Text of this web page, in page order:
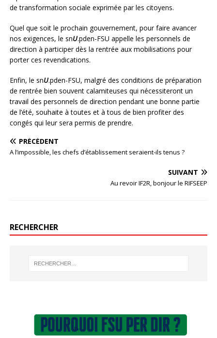
de transformation sociale exprimée par les citoyens.
Quel que soit le prochain gouvernement, pour faire avancer
nos exigences, le snU.pden-FSU appelle les personnels de
direction à participer dès la rentrée aux mobilisations pour
porter ces revendications.
Enfin, le snU.pden-FSU, malgré des conditions de préparation
de rentrée bien souvent calamiteuses qui nécessiteront un
travail des personnels de direction pendant une bonne partie
de l’été, souhaite à toutes et à tous de bien profiter des
congés qui leur sera permis de prendre.
PRÉCÉDENT
A l’impossible, les chefs d’établissement seraient-ils tenus ?
SUIVANT
Au revoir IF2R, bonjour le RIFSEEP
RECHERCHER